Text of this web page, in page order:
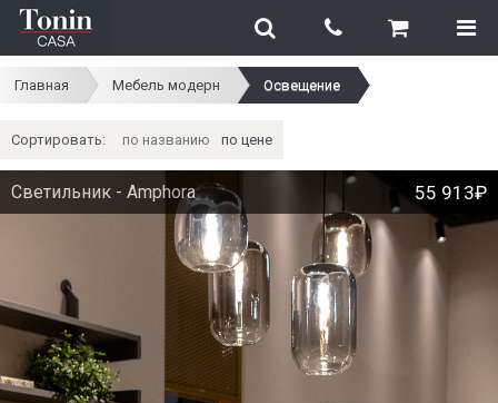
Главная Мебель модерн Освещение
Сортировать: по названию по цене
Светильник - Amphora 55 913₽